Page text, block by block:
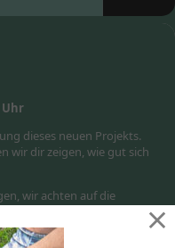
Uhr
dieses neuen Projekts.
wir dir zeigen, wie gut sich
wir achten auf die
×